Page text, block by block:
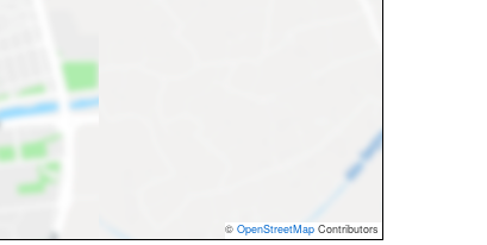
© OpenStreetMap Contributors